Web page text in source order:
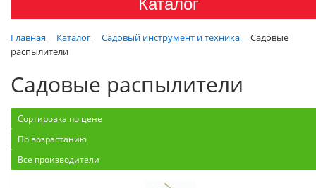
Каталог
Главная Каталог Садовый инструмент и техника
Садовые
распылители
Садовые распылители
Сортировка по цене
По возрастанию
Все производители